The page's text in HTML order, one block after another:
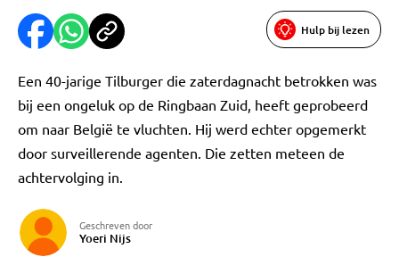
Hulp bij lezen
Een 40-jarige Tilburger die zaterdagnacht betrokken was
bij een ongeluk op de Ringbaan Zuid, heeft geprobeerd
om naar België te vluchten. Hij werd echter opgemerkt
door surveillerende agenten. Die zetten meteen de
achtervolging in.
Geschreven door
Yoeri Nijs